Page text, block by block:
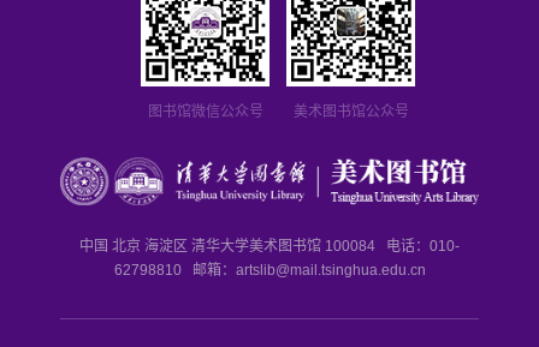
中国 北京 海淀区 清华大学美术图书馆 100084 电话：010-
62798810 邮箱： artslib@mail.tsinghua.edu.cn
图书馆微信公众号 美术图书馆公众号